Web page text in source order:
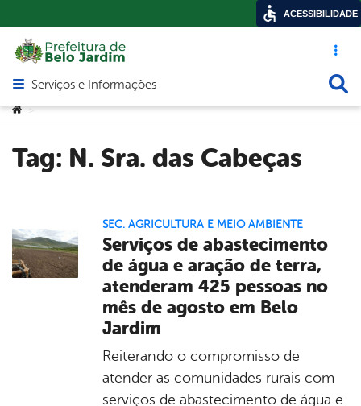
Acesso
Abrir menu principal de navegação
Serviços e Informações
Você está aqui:
>
Tag: N. Sra. das Cabeças
SEC. AGRICULTURA E MEIO AMBIENTE
Serviços de abastecimento
de água e aração de terra,
atenderam 425 pessoas no
mês de agosto em Belo
Jardim
Reiterando o compromisso de
atender as comunidades rurais com
serviços de abastecimento de água e
ACESSIBILIDADE